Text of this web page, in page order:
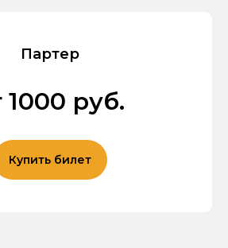
Партер
1000 руб.
Купить билет